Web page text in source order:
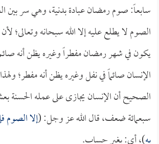
سابعاً: صوم رمضان عبادة بدنية، وهي سر بين
الصوم لا يطلع عليه إلا الله سبحانه وتعالى؛
يكون في شهر رمضان مفطراً وغيره يظن أنه
الإنسان صائماً في نفل وغيره يظن أنه مفطر؛
الصحيح أن الإنسان يجازى على عمله الحسنة
سبعمائة ضعف، قال الله عز وجل: (إلا الصوم